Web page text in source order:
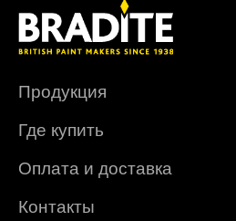
Продукция
Где купить
Оплата и доставка
Контакты